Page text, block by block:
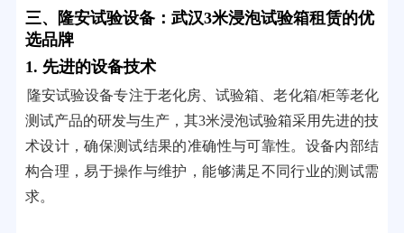
三、隆安试验设备：武汉3米浸泡试验箱租赁的优
选品牌
1. 先进的设备技术
隆安试验设备专注于老化房、试验箱、老化箱/柜等老化
测试产品的研发与生产，其3米浸泡试验箱采用先进的技
术设计，确保测试结果的准确性与可靠性。设备内部结
构合理，易于操作与维护，能够满足不同行业的测试需
求。